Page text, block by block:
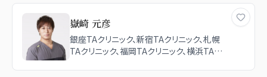
嶽崎 元彦
銀座TAクリニック、新宿TAクリニック、札幌
TAクリニック、福岡TAクリニック、横浜TAク